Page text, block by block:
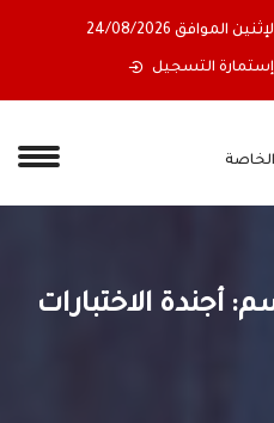
24/08/2026
أجندة الاختبارات